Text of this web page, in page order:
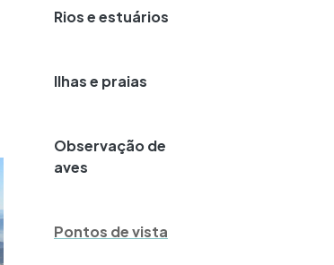
Rios e estuários
Ilhas e praias
Observação de
aves
Pontos de vista